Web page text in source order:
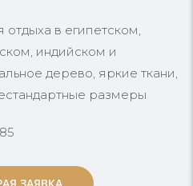
в египетском,
индийском и
дерево, яркие ткани,
размеры